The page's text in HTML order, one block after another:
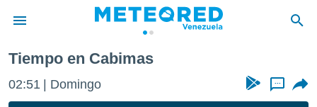
de
Tiempo en Cabimas
02:51 Domingo ...